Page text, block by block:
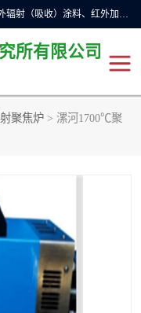
许昌市红外技术研究所有限公司主要产品有：红外辐射（吸收）涂料、红外加热元件、红外辐射加热模块（板）、红外辐射加热炉（箱）、快速红外辐射加热器、系列高端红外加热实验设备、系列红外加热控制器等。
所有限公司
聚焦炉 > 漯河1700℃聚
红外加热实验设备
辐射吸收涂料